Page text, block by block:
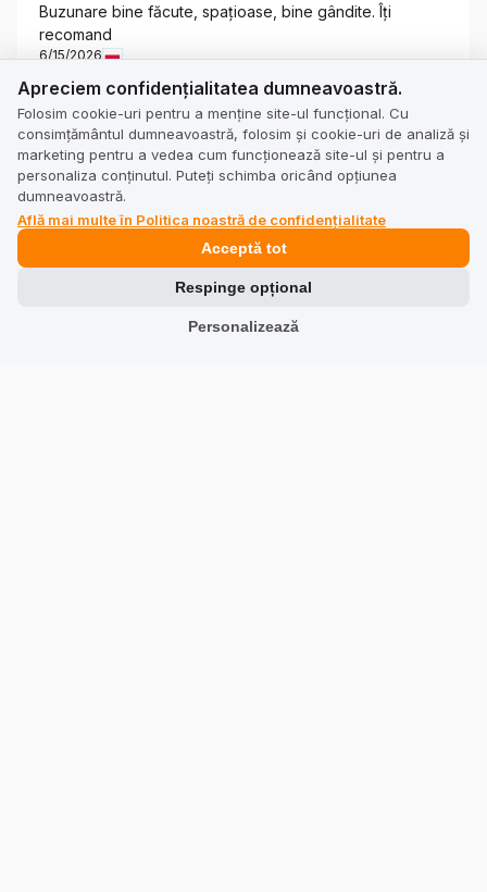
Arată originalul
Buzunare bine făcute, spațioase, bine gândite. Îți
recomand
6/15/2026
0
0
Joanna
5
Rucsacul grozav. Foarte practic și ușor de împachetat.
Apreciem confidențialitatea dumneavoastră.
Folosim cookie-uri pentru a menține site-ul funcțional. Cu
consimțământul dumneavoastră, folosim și cookie-uri de analiză și
marketing pentru a vedea cum funcționează site-ul și pentru a
personaliza conținutul. Puteți schimba oricând opțiunea
dumneavoastră.
Află mai multe în Politica noastră de confidențialitate
Personalizează
Respinge opțional
Acceptă tot